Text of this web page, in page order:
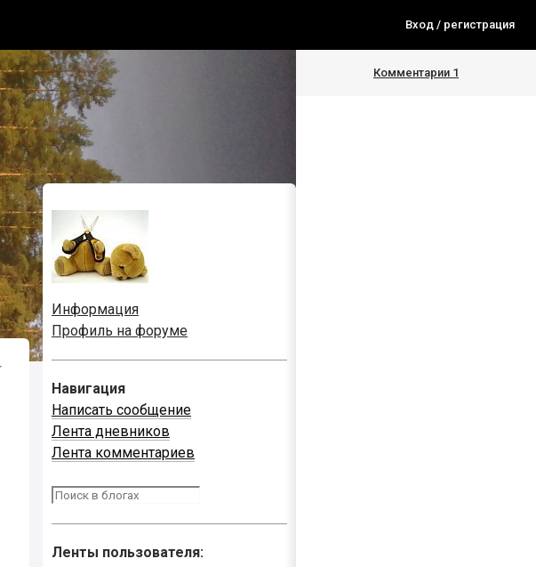
Вход / регистрация
Информация
Профиль на форуме
Навигация
Написать сообщение
Лента дневников
Лента комментариев
Ленты пользователя:
Комментарии 1